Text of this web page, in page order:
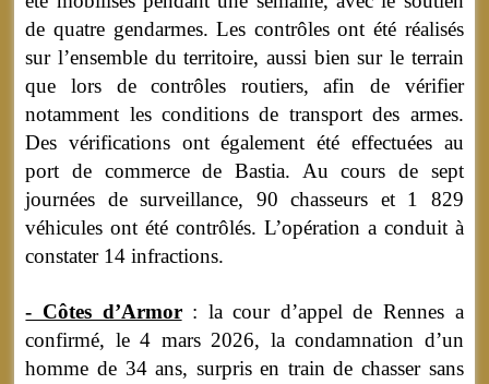
de quatre gendarmes. Les contrôles ont été réalisés
sur l’ensemble du territoire, aussi bien sur le terrain
que lors de contrôles routiers, afin de vérifier
notamment les conditions de transport des armes.
Des vérifications ont également été effectuées au
port de commerce de Bastia. Au cours de sept
journées de surveillance, 90 chasseurs et 1 829
véhicules ont été contrôlés. L’opération a conduit à
constater 14 infractions.
- Côtes d’Armor: la cour d’appel de Rennes a
confirmé, le 4 mars 2026, la condamnation d’un
homme de 34 ans, surpris en train de chasser sans